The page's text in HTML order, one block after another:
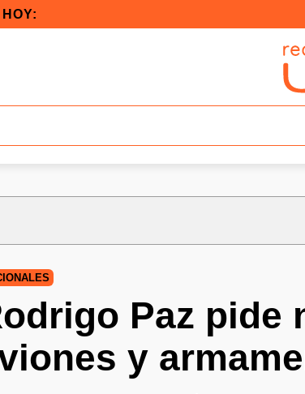
Paz pide
y